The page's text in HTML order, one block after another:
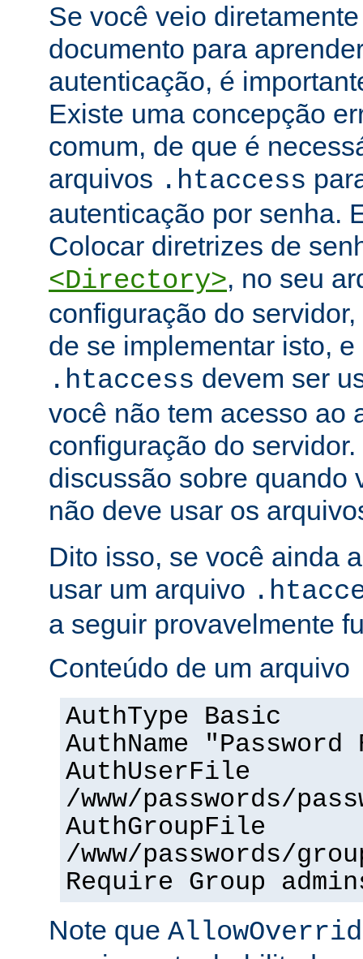
Se você veio
documento para
autenticação, é
Existe uma concepção
comum, de que é
arquivos .htaccess
autenticação por senha.
Colocar diretrizes de
<Directory>, no seu
configuração do
de se implementar isto,
.htaccess devem ser
você não tem acesso ao
configuração do
discussão sobre quando
não deve usar os
Dito isso, se você ainda
usar um arquivo
a seguir provavelmente
Conteúdo de um arquivo
AuthType Basic
AuthName
AuthUserFile
/www/passwords/
AuthGroupFile
/www/passwords/
Require Group
Note que